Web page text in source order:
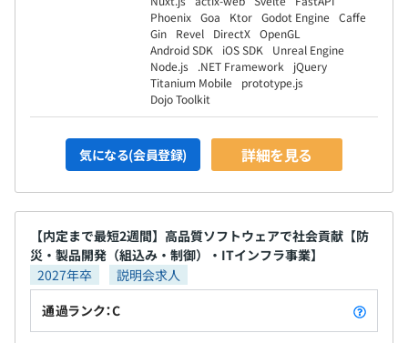
Phoenix Goa Ktor Godot Engine Caffe
Gin
Revel DirectX OpenGL
Android SDK
iOS SDK
Unreal Engine
Node.js
.NET Framework
jQuery
Titanium Mobile
prototype.js
Dojo Toolkit
気になる(会員登録) 詳細を見る
【内定まで最短2週間】高品質ソフトウェアで社会貢献【防
災・製品開発（組込み・制御）・ITインフラ事業】
2027年卒
説明会求人
通過ランク：C